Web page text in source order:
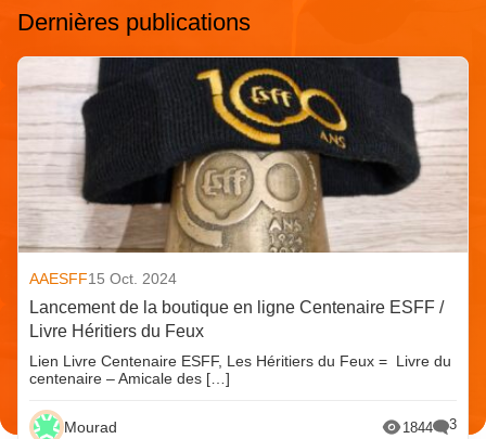
Dernières publications
AAESFF15 Oct. 2024
Lancement de la boutique en ligne Centenaire ESFF /
Livre Héritiers du Feux
Lien Livre Centenaire ESFF, Les Héritiers du Feux = Livre du
centenaire – Amicale des […]
Mourad 1844 3